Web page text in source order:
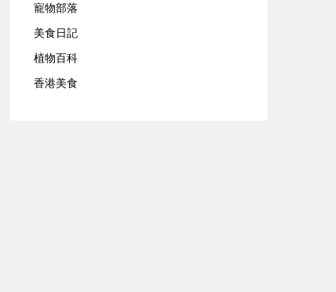
寵物部落
美食日記
植物百科
香港美食